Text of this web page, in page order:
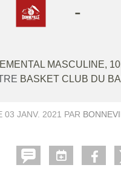
-
MASCULINE,
BASKET CLUB DU
03 JANV. 2021 PAR